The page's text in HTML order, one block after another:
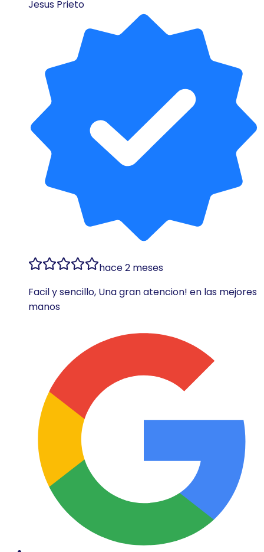
Jesus Prieto
hace 2 meses
Facil y sencillo, Una gran atencion! en las mejores
manos